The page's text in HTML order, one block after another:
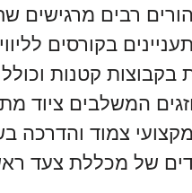
רבים מרגישים
בקורסים
קטנות
המשלבים ציוד
צמוד והדרכה
של מכללת צעד